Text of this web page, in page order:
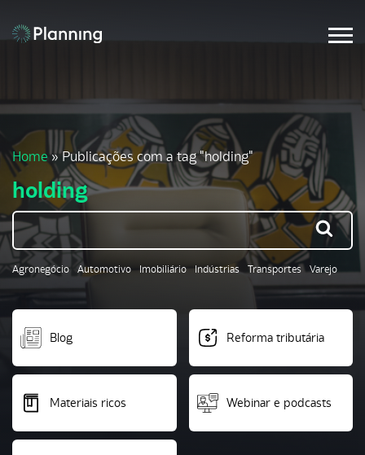
Home»Publicações com a tag "holding"
holding
Agronegócio Automotivo Imobiliário Indústrias Transportes Varejo
Blog Reforma tributária
Materiais ricos Webinar e podcasts